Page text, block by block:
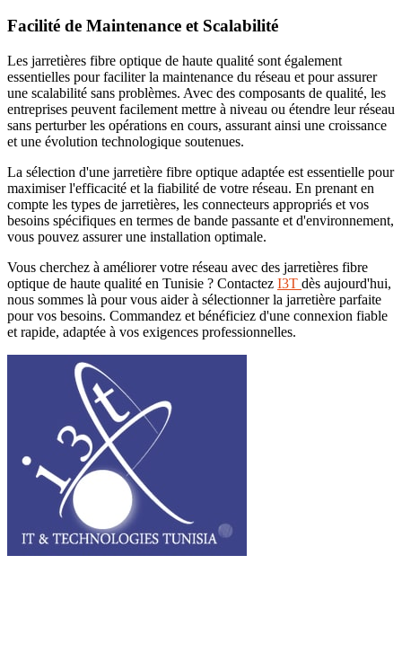
Facilité de Maintenance et Scalabilité
Les jarretières fibre optique de haute qualité sont également
essentielles pour faciliter la maintenance du réseau et pour assurer
une scalabilité sans problèmes. Avec des composants de qualité, les
entreprises peuvent facilement mettre à niveau ou étendre leur réseau
sans perturber les opérations en cours, assurant ainsi une croissance
et une évolution technologique soutenues.
La sélection d'une jarretière fibre optique adaptée est essentielle pour
maximiser l'efficacité et la fiabilité de votre réseau. En prenant en
compte les types de jarretières, les connecteurs appropriés et vos
besoins spécifiques en termes de bande passante et d'environnement,
vous pouvez assurer une installation optimale.
Vous cherchez à améliorer votre réseau avec des jarretières fibre
optique de haute qualité en Tunisie ? Contactez I3T dès aujourd'hui,
nous sommes là pour vous aider à sélectionner la jarretière parfaite
pour vos besoins. Commandez et bénéficiez d'une connexion fiable
et rapide, adaptée à vos exigences professionnelles.